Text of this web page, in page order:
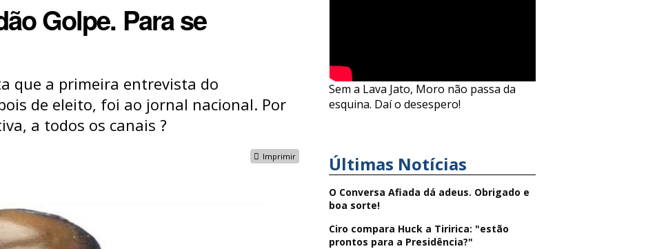
Golpe. Para se
que a primeira entrevista do
de eleito, foi ao jornal nacional. Por
a todos os canais ?
Imprimir
Sem a Lava Jato, Moro não passa da
esquina. Daí o desespero!
Últimas Notícias
O Conversa Afiada dá adeus. Obrigado e
boa sorte!
Ciro compara Huck a Tiririca: "estão
prontos para a Presidência?"